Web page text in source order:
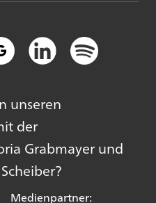
unseren
der
Grabmayer und
Medienpartner: